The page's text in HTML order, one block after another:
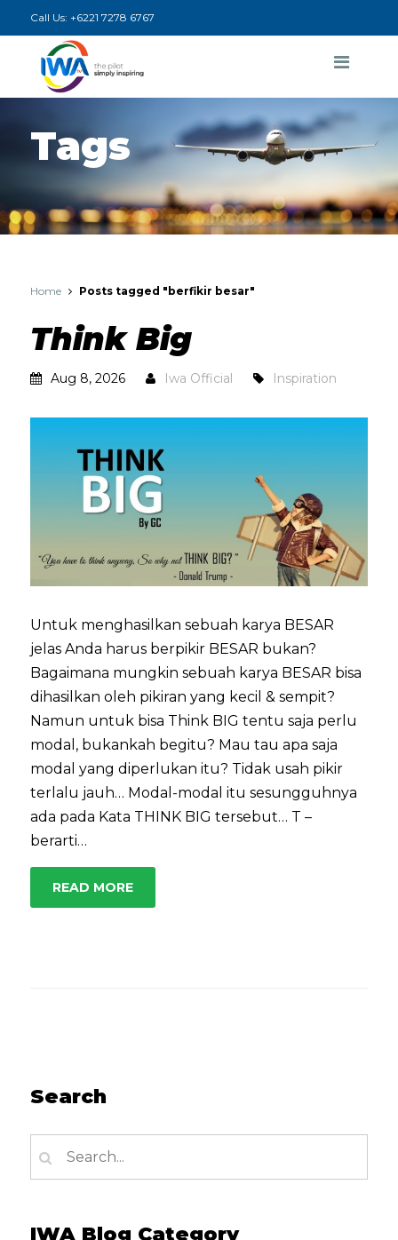
Call Us: +6221 7278 6767
Tags
Home Posts tagged "berfikir besar"
Think Big
Aug 8, 2026 Iwa Official Inspiration
Untuk menghasilkan sebuah karya BESAR
jelas Anda harus berpikir BESAR bukan?
Bagaimana mungkin sebuah karya BESAR bisa
dihasilkan oleh pikiran yang kecil & sempit?
Namun untuk bisa Think BIG tentu saja perlu
modal, bukankah begitu? Mau tau apa saja
modal yang diperlukan itu? Tidak usah pikir
terlalu jauh… Modal-modal itu sesungguhnya
ada pada Kata THINK BIG tersebut… T –
berarti…
READ MORE
Search
IWA Blog Category